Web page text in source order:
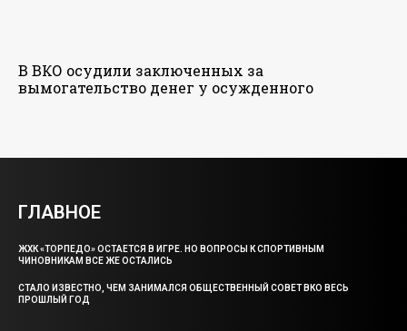
В ВКО осудили заключенных за
вымогательство денег у осужденного
ГЛАВНОЕ
ЖХК «ТОРПЕДО» ОСТАЕТСЯ В ИГРЕ. НО ВОПРОСЫ К СПОРТИВНЫМ
ЧИНОВНИКАМ ВСЕ ЖЕ ОСТАЛИСЬ
СТАЛО ИЗВЕСТНО, ЧЕМ ЗАНИМАЛСЯ ОБЩЕСТВЕННЫЙ СОВЕТ ВКО ВЕСЬ
ПРОШЛЫЙ ГОД